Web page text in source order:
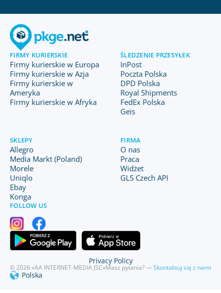
FIRMY KURIERSKIE
Firmy kurierskie w Europa
Firmy kurierskie w Azja
Firmy kurierskie w
Ameryka
Firmy kurierskie w Afryka
ŚLEDZENIE PRZESYŁEK
InPost
Poczta Polska
DPD Polska
Royal Shipments
FedEx Polska
Geis
SKLEPY
Allegro
Media Markt (Poland)
Morele
Uniqlo
Ebay
Konga
FIRMA
O nas
Praca
Widżet
GLS Czech API
FOLLOW US
© 2026 «AA INTERNET-MEDIA JSC»Masz pytania? —Skontaktuj się z nami
Polska
Privacy Policy